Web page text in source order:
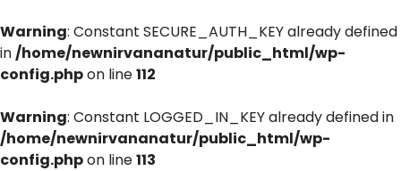
Warning: Constant SECURE_AUTH_KEY already defined
in/home/newnirvananatur/public_html/wp-
config.phpon line112
Warning: Constant LOGGED_IN_KEY already defined in
/home/newnirvananatur/public_html/wp-
config.phpon line113